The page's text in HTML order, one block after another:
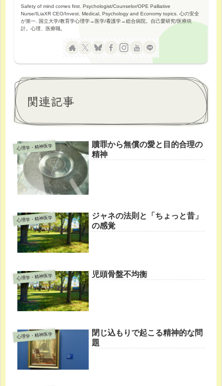
Safety of mind comes first. Psychologist/Counselor/OPE Palliative
Nurse/ILiaXR CEO/Invest. Medical, Psychology and Economy topics. 心の安全
が第一. 国立大学/教育学心理学→医学/看護学→総合病院。自己愛研究/医療統
計。心理、医療職。
関連記事
心理学・精神医学
贖罪から無償の愛と目的合理の
精神
心理学・精神医学
ジャネの法則と「ちょっと昔」
の感覚
心理学・精神医学 児頭骨盤不均衡
心理学・精神医学
閉じ込もりで起こる精神的な問
題